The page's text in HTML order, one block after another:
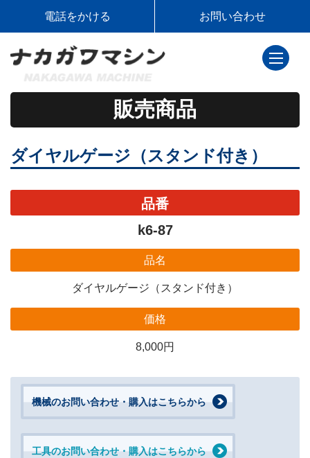
電話をかける お問い合わせ
toggle
販売商品
ダイヤルゲージ（スタンド付き）
品番
k6-87
品名
ダイヤルゲージ（スタンド付き）
価格
8,000円
機械のお問い合わせ・購入はこちらから
工具のお問い合わせ・購入はこちらから